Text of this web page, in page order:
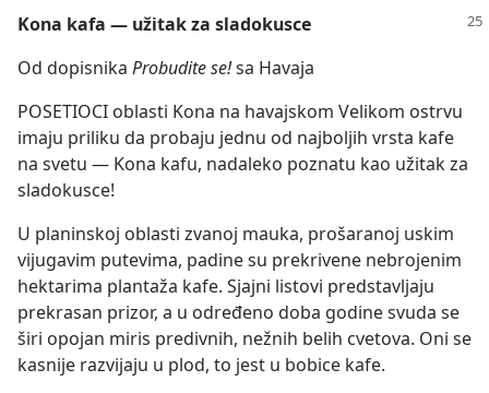
Kona kafa — užitak za sladokusce
Od dopisnika Probudite se!sa Havaja
POSETIOCI oblasti Kona na havajskom Velikom ostrvu
imaju priliku da probaju jednu od najboljih vrsta kafe
na svetu — Kona kafu, nadaleko poznatu kao užitak za
sladokusce!
U planinskoj oblasti zvanoj mauka, prošaranoj uskim
vijugavim putevima, padine su prekrivene nebrojenim
hektarima plantaža kafe. Sjajni listovi predstavljaju
prekrasan prizor, a u određeno doba godine svuda se
širi opojan miris predivnih, nežnih belih cvetova. Oni se
kasnije razvijaju u plod, to jest u bobice kafe.